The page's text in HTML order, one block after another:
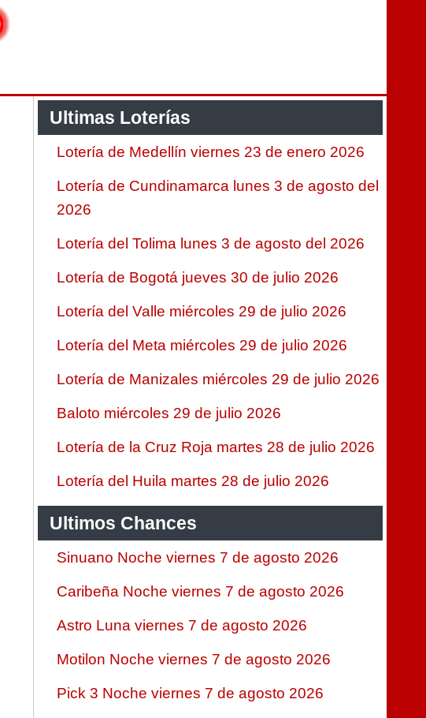
Ultimas Loterías
Lotería de Medellín viernes 23 de enero 2026
Lotería de Cundinamarca lunes 3 de agosto del
2026
Lotería del Tolima lunes 3 de agosto del 2026
Lotería de Bogotá jueves 30 de julio 2026
Lotería del Valle miércoles 29 de julio 2026
Lotería del Meta miércoles 29 de julio 2026
Lotería de Manizales miércoles 29 de julio 2026
Baloto miércoles 29 de julio 2026
Lotería de la Cruz Roja martes 28 de julio 2026
Lotería del Huila martes 28 de julio 2026
Ultimos Chances
Sinuano Noche viernes 7 de agosto 2026
Caribeña Noche viernes 7 de agosto 2026
Astro Luna viernes 7 de agosto 2026
Motilon Noche viernes 7 de agosto 2026
Pick 3 Noche viernes 7 de agosto 2026